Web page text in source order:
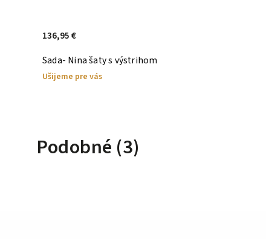
Sada- Nina šaty s výstrihom
Ušijeme pre vás
136,95 €
Podobné (3)